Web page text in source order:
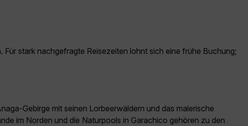
stark nachgefragte Reisezeiten lohnt sich eine frühe Buchung;
Gebirge mit seinen Lorbeerwäldern und das malerische
im Norden und die Naturpools in Garachico gehören zu den